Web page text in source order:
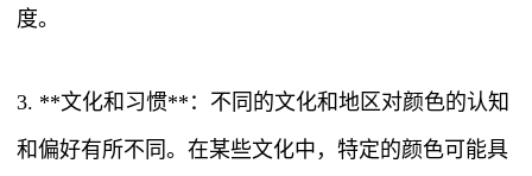
度。
3. **文化和习惯**：不同的文化和地区对颜色的认知
和偏好有所不同。在某些文化中，特定的颜色可能具